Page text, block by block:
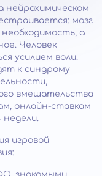
нейрохимическом
мозг
а
Человек
усилием воли.
к синдрому
вмешательства
онлайн-ставкам
недели.
игровой